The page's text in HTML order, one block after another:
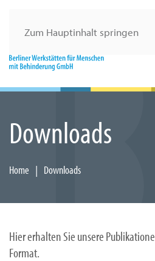
Zum Hauptinhalt springen
Downloads
Home Downloads
Hier erhalten Sie unsere
Format.